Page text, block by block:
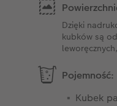
Dzięki
kubków są
Pojemność:
Kubek